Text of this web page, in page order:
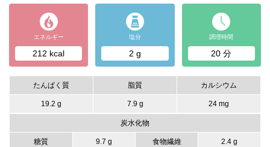
エネルギー
212 kcal
塩分
2 g
調理時間
20 分
たんぱく質 脂質 カルシウム
19.2 g 7.9 g 24 mg
炭水化物
糖質 9.7 g 食物繊維 2.4 g